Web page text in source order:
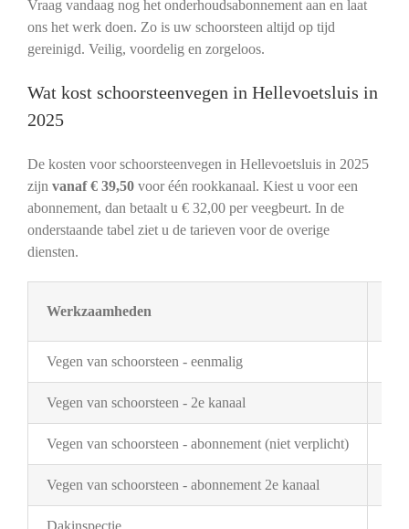
Vraag vandaag nog het onderhoudsabonnement aan en laat
ons het werk doen. Zo is uw schoorsteen altijd op tijd
gereinigd. Veilig, voordelig en zorgeloos.
Wat kost schoorsteenvegen in Hellevoetsluis in
2025
De kosten voor schoorsteenvegen in Hellevoetsluis in 2025
zijn vanaf € 39,50voor één rookkanaal. Kiest u voor een
abonnement, dan betaalt u € 32,00 per veegbeurt. In de
onderstaande tabel ziet u de tarieven voor de overige
diensten.
Werkzaamheden
Vegen van schoorsteen - eenmalig
Vegen van schoorsteen - 2e kanaal
Vegen van schoorsteen - abonnement (niet verplicht)
Vegen van schoorsteen - abonnement 2e kanaal
Dakinspectie